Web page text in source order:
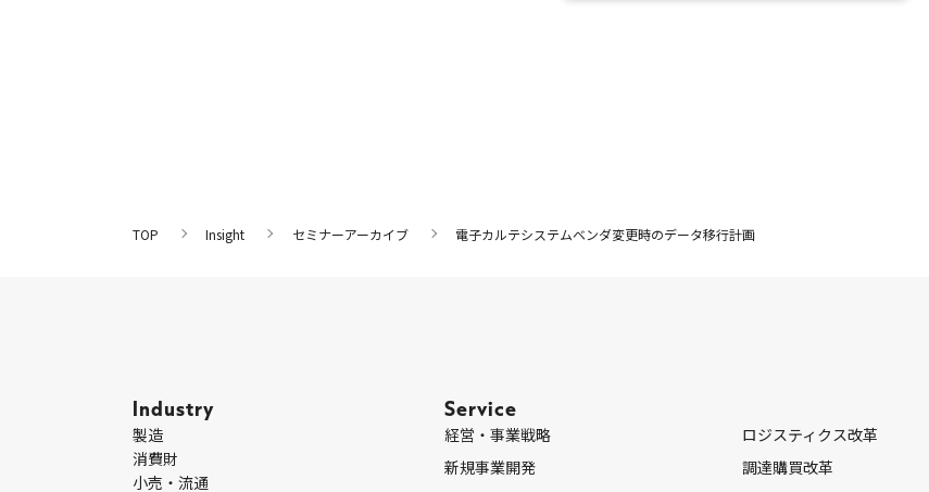
TOP Insight セミナーアーカイブ 電子カルテシステムベンダ変更時のデータ移行計画
Industry
製造
消費財
小売・流通
Service
経営・事業戦略
新規事業開発
ロジスティクス改革
調達購買改革